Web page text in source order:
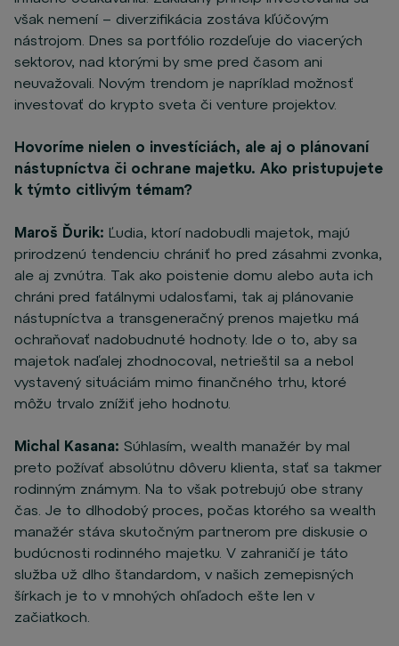
však nemení – diverzifikácia zostáva kľúčovým
nástrojom. Dnes sa portfólio rozdeľuje do viacerých
sektorov, nad ktorými by sme pred časom ani
neuvažovali. Novým trendom je napríklad možnosť
investovať do krypto sveta či venture projektov.
Hovoríme nielen o investíciách, ale aj o plánovaní
nástupníctva či ochrane majetku. Ako pristupujete
k týmto citlivým témam?
Maroš Ďurik: Ľudia, ktorí nadobudli majetok, majú
prirodzenú tendenciu chrániť ho pred zásahmi zvonka,
ale aj zvnútra. Tak ako poistenie domu alebo auta ich
chráni pred fatálnymi udalosťami, tak aj plánovanie
nástupníctva a transgeneračný prenos majetku má
ochraňovať nadobudnuté hodnoty. Ide o to, aby sa
majetok naďalej zhodnocoval, netrieštil sa a nebol
vystavený situáciám mimo finančného trhu, ktoré
môžu trvalo znížiť jeho hodnotu.
Michal Kasana: Súhlasím, wealth manažér by mal
preto požívať absolútnu dôveru klienta, stať sa takmer
rodinným známym. Na to však potrebujú obe strany
čas. Je to dlhodobý proces, počas ktorého sa wealth
manažér stáva skutočným partnerom pre diskusie o
budúcnosti rodinného majetku. V zahraničí je táto
služba už dlho štandardom, v našich zemepisných
šírkach je to v mnohých ohľadoch ešte len v
začiatkoch.